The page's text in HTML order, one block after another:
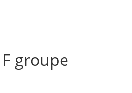
groupe